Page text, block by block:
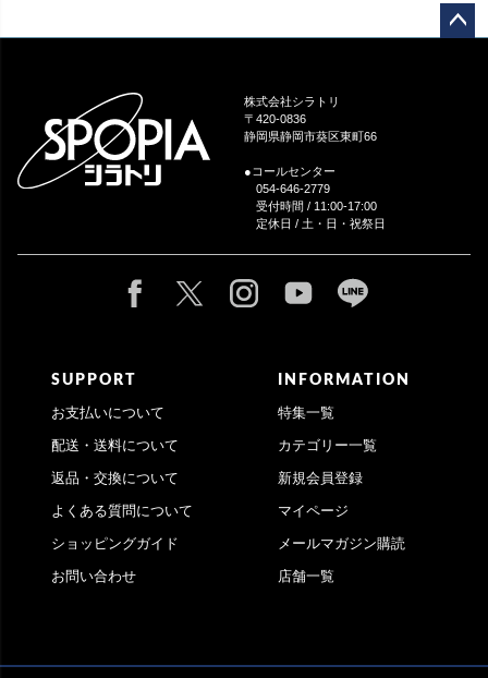
株式会社シラトリ
〒420-0836
静岡県静岡市葵区東町66
●コールセンター
054-646-2779
受付時間 / 11:00-17:00
定休日 / 土・日・祝祭日
SUPPORT
お支払いについて
配送・送料について
返品・交換について
よくある質問について
ショッピングガイド
お問い合わせ
INFORMATION
特集一覧
カテゴリー一覧
新規会員登録
マイページ
メールマガジン購読
店舗一覧